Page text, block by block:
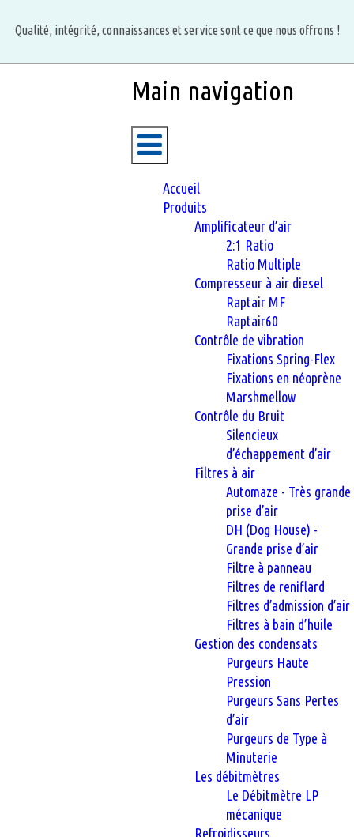
principal
Qualité, intégrité, connaissances et service sont ce que nous offrons !
Main navigation
Accueil
Produits
Amplificateur d’air
2:1 Ratio
Ratio Multiple
Compresseur à air diesel
Raptair MF
Raptair60
Contrôle de vibration
Fixations Spring-Flex
Fixations en néoprène
Marshmellow
Contrôle du Bruit
Silencieux
d’échappement d’air
Filtres à air
Automaze - Très grande
prise d’air
DH (Dog House) -
Grande prise d’air
Filtre à panneau
Filtres de reniflard
Filtres d’admission d’air
Filtres à bain d’huile
Gestion des condensats
Purgeurs Haute
Pression
Purgeurs Sans Pertes
d’air
Purgeurs de Type à
Minuterie
Les débitmètres
Le Débitmètre LP
mécanique
Refroidisseurs